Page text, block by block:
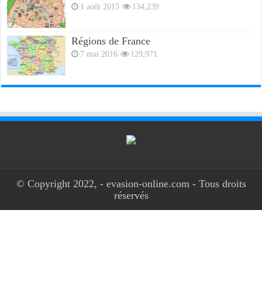
1 août 2015 134,239
Régions de France
7 mai 2016 129,971
© Copyright 2022, - evasion-online.com - Tous droits
réservés